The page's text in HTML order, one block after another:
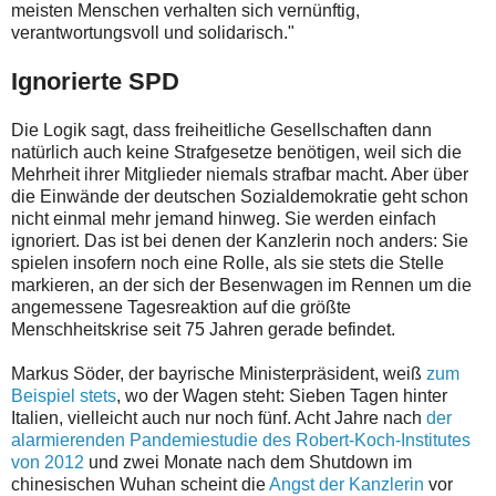
meisten Menschen verhalten sich vernünftig,
verantwortungsvoll und solidarisch."
Ignorierte SPD
Die Logik sagt, dass freiheitliche Gesellschaften dann
natürlich auch keine Strafgesetze benötigen, weil sich die
Mehrheit ihrer Mitglieder niemals strafbar macht. Aber über
die Einwände der deutschen Sozialdemokratie geht schon
nicht einmal mehr jemand hinweg. Sie werden einfach
ignoriert. Das ist bei denen der Kanzlerin noch anders: Sie
spielen insofern noch eine Rolle, als sie stets die Stelle
markieren, an der sich der Besenwagen im Rennen um die
angemessene Tagesreaktion auf die größte
Menschheitskrise seit 75 Jahren gerade befindet.
Markus Söder, der bayrische Ministerpräsident, weiß zum
Beispiel stets, wo der Wagen steht: Sieben Tagen hinter
Italien, vielleicht auch nur noch fünf. Acht Jahre nach der
alarmierenden Pandemiestudie des Robert-Koch-Institutes
von 2012 und zwei Monate nach dem Shutdown im
chinesischen Wuhan scheint dieAngst der Kanzlerin vor